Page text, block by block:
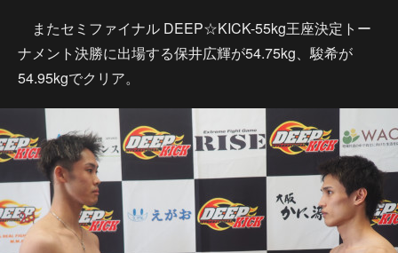
またセミファイナル DEEP☆KICK-55kg王座決定トー
ナメント決勝に出場する保井広輝が54.75kg、駿希が
54.95kgでクリア。